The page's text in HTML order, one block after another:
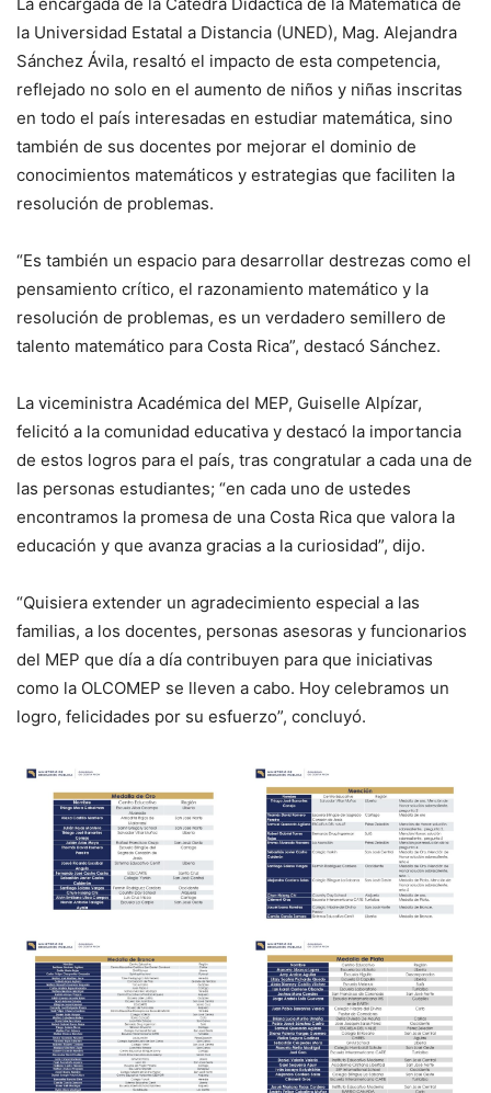
La encargada de la Cátedra Didáctica de la Matemática de
la Universidad Estatal a Distancia (UNED), Mag. Alejandra
Sánchez Ávila, resaltó el impacto de esta competencia,
reflejado no solo en el aumento de niños y niñas inscritas
en todo el país interesadas en estudiar matemática, sino
también de sus docentes por mejorar el dominio de
conocimientos matemáticos y estrategias que faciliten la
resolución de problemas.
“Es también un espacio para desarrollar destrezas como el
pensamiento crítico, el razonamiento matemático y la
resolución de problemas, es un verdadero semillero de
talento matemático para Costa Rica”, destacó Sánchez.
La viceministra Académica del MEP, Guiselle Alpízar,
felicitó a la comunidad educativa y destacó la importancia
de estos logros para el país, tras congratular a cada una de
las personas estudiantes; “en cada uno de ustedes
encontramos la promesa de una Costa Rica que valora la
educación y que avanza gracias a la curiosidad”, dijo.
“Quisiera extender un agradecimiento especial a las
familias, a los docentes, personas asesoras y funcionarios
del MEP que día a día contribuyen para que iniciativas
como la OLCOMEP se lleven a cabo. Hoy celebramos un
logro, felicidades por su esfuerzo”, concluyó.